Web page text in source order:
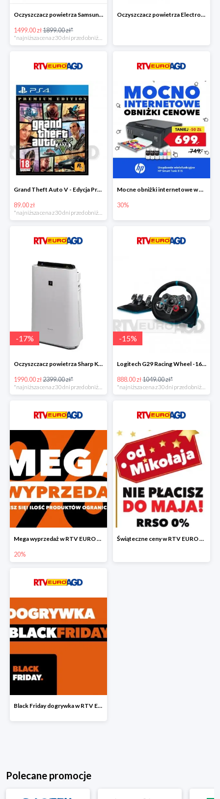
Oczyszczacz powietrza Samsung AX60R5080WD/EU -400zł!
1499.00 zł1899.00 zł*
*najniższa cena z 30 dni przed obniżką
Oczyszczacz powietrza Electrolux Pure A9 PA91-604GY -300zł
Grand Theft Auto V - Edycja Premium PS4 taniej o 50zł
89.00 zł
Mocne obniżki internetowe w EURO RTV AGD
30%
-17%
Oczyszczacz powietrza Sharp KC-D60EUW w super cenie
1990.00 zł2399.00 zł*
*najniższa cena z 30 dni przed obniżką
-15%
Logitech G29 Racing Wheel -16zł
888.00 zł1049.00 zł*
*najniższa cena z 30 dni przed obniżką
Mega wyprzedaż w RTV EURO AGD
20%
Świąteczne ceny w RTV EURO AGD
Black Friday dogrywka w RTV EURO AGD
Polecane promocje